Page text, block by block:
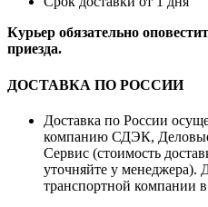
Курьер обязательно
приезда.
ДОСТАВКА ПО РОССИИ
Доставка по России
компанию СДЭК,
Сервис (стоимость
уточняйте у менеджера).
транспортной компании